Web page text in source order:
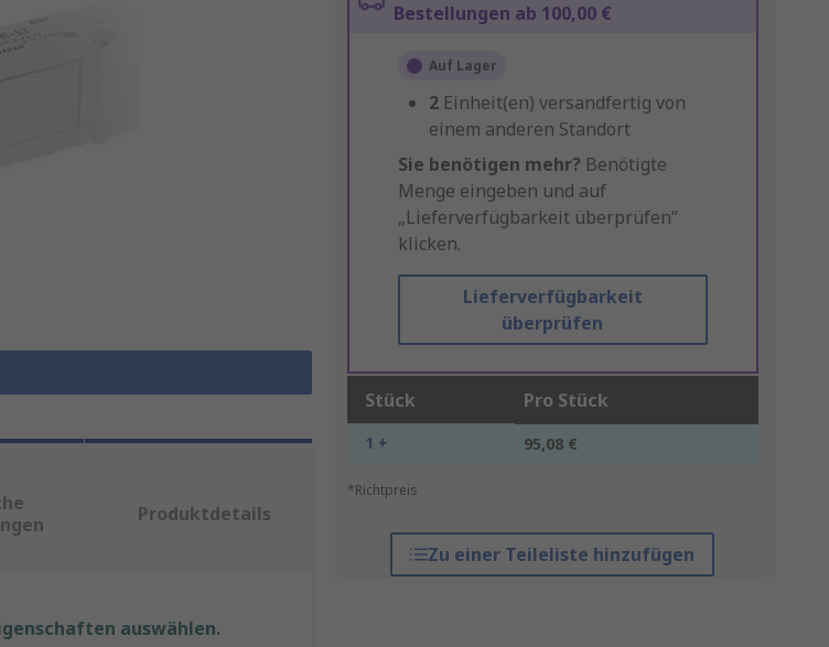
Bestellungen ab 100,00 €
Auf Lager
2 Einheit(en) versandfertig von
einem anderen Standort
Sie benötigen mehr? Benötigte
Menge eingeben und auf
„Lieferverfügbarkeit überprüfen“
klicken.
Lieferverfügbarkeit
überprüfen
Stück Pro Stück
1 + 95,08 €
*Richtpreis
Zu einer Teileliste hinzufügen
Produktdetails
auswählen.